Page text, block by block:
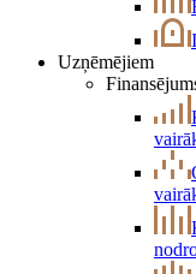
Uzņēmējiem